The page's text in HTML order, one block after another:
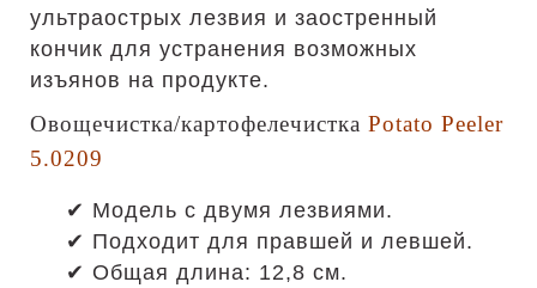
ультраострых лезвия и заостренный
кончик для устранения возможных
изъянов на продукте.
Овощечистка/картофелечистка Potato Peeler
5.0209
✔ Модель с двумя лезвиями.
✔ Подходит для правшей и левшей.
✔ Общая длина: 12,8 см.